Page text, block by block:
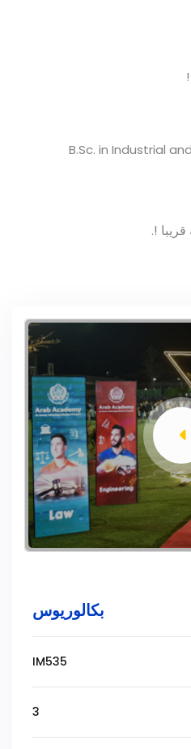
B.Sc. in Industrial
!.
بكالوريوس
IM535
3